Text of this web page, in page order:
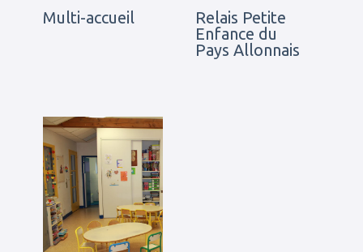
Multi-accueil
Relais Petite
Enfance du
Pays Allonnais